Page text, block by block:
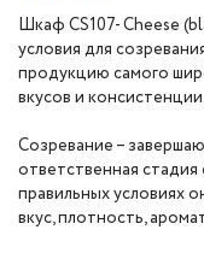
Шкаф CS107- Cheese
условия для
продукцию самого
вкусов и консистенции.
Созревание –
ответственная стадия
правильных условиях
вкус, плотность,